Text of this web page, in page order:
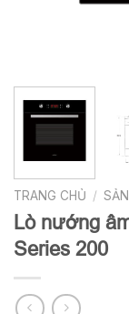
TRANG CHỦ /
Lò nướng
Series 200